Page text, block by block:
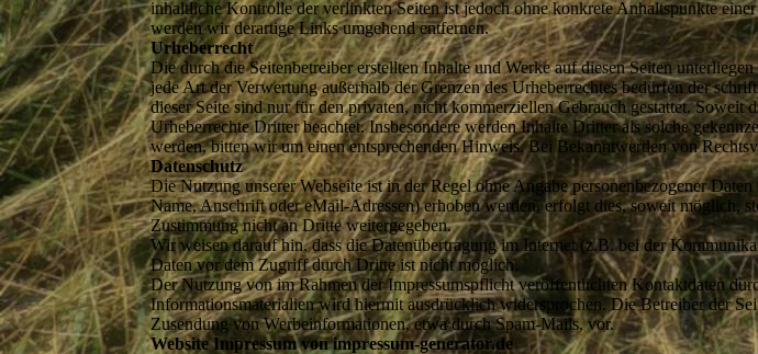
inhaltliche Kontrolle der verlinkten Seiten ist jedoch ohne konkrete Anhaltspunkte
werden wir derartige Links umgehend entfernen.
Urheberrecht
Die durch die Seitenbetreiber erstellten Inhalte und Werke auf diesen Seiten
jede Art der Verwertung außerhalb der Grenzen des Urheberrechtes bedürfen der
dieser Seite sind nur für den privaten, nicht kommerziellen Gebrauch gestattet.
Urheberrechte Dritter beachtet. Insbesondere werden Inhalte Dritter als solche
werden, bitten wir um einen entsprechenden Hinweis. Bei Bekanntwerden von
Datenschutz
Die Nutzung unserer Webseite ist in der Regel ohne Angabe personenbezogener
Name, Anschrift oder eMail-Adressen) erhoben werden, erfolgt dies, soweit möglich,
Zustimmung nicht an Dritte weitergegeben.
Wir weisen darauf hin, dass die Datenübertragung im Internet (z.B. bei der
Daten vor dem Zugriff durch Dritte ist nicht möglich.
Der Nutzung von im Rahmen der Impressumspflicht veröffentlichten Kontaktdaten
Informationsmaterialien wird hiermit ausdrücklich widersprochen. Die Betreiber der
Zusendung von Werbeinformationen, etwa durch Spam-Mails, vor.
Website Impressum von impressum-generator.de